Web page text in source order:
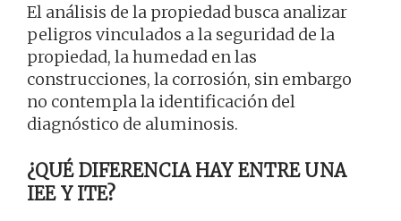
El análisis de la propiedad busca analizar
peligros vinculados a la seguridad de la
propiedad, la humedad en las
construcciones, la corrosión, sin embargo
no contempla la identificación del
diagnóstico de aluminosis.
¿QUÉ DIFERENCIA HAY ENTRE UNA
IEE Y ITE?